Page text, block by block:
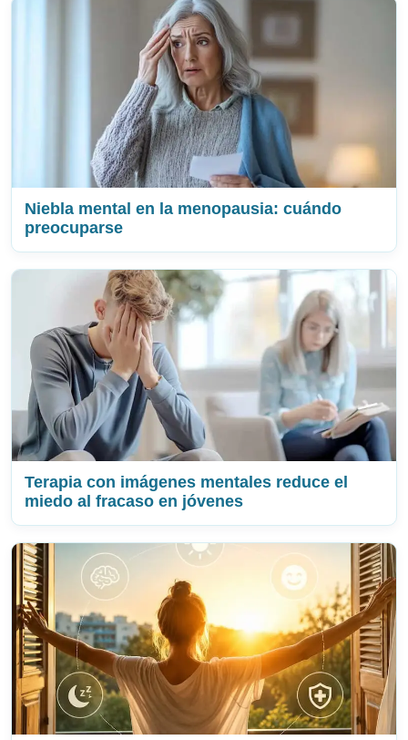
Niebla mental en la menopausia: cuándo
preocuparse
Terapia con imágenes mentales reduce el
miedo al fracaso en jóvenes